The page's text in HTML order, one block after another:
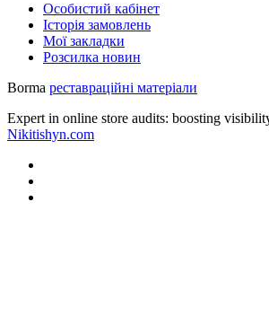
Особистий кабінет
Історія замовлень
Мої закладки
Розсилка новин
Borma реставраційні матеріали
Expert in online store audits: boosting
Nikitishyn.com